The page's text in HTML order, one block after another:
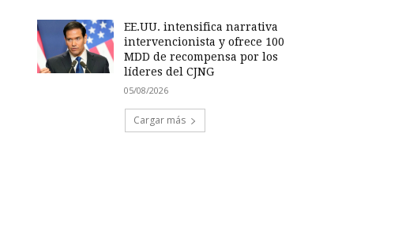
EE.UU. intensifica narrativa
intervencionista y ofrece 100
MDD de recompensa por los
líderes del CJNG
05/08/2026
Cargar más